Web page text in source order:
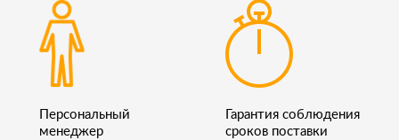
Персональный
менеджер
Гарантия соблюдения
сроков поставки